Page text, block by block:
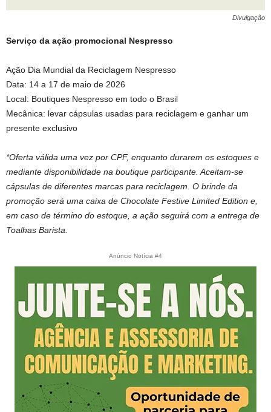
Divulgação
Serviço da ação promocional Nespresso
Ação Dia Mundial da Reciclagem Nespresso
Data: 14 a 17 de maio de 2026
Local: Boutiques Nespresso em todo o Brasil
Mecânica: levar cápsulas usadas para reciclagem e ganhar um
presente exclusivo
*Oferta válida uma vez por CPF, enquanto durarem os estoques e
mediante disponibilidade na boutique participante. Aceitam-se
cápsulas de diferentes marcas para reciclagem. O brinde da
promoção será uma caixa de Chocolate Festive Limited Edition e,
em caso de término do estoque, a ação seguirá com a entrega de
Toalhas Barista.
Anúncio Notícia #4